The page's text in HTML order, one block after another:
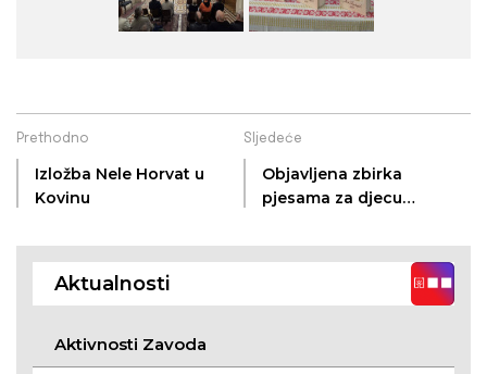
Prethodno
Izložba Nele Horvat u
Kovinu
Sljedeće
Objavljena zbirka
pjesama za djecu
Nataše Križanić
Aktualnosti
Aktivnosti Zavoda